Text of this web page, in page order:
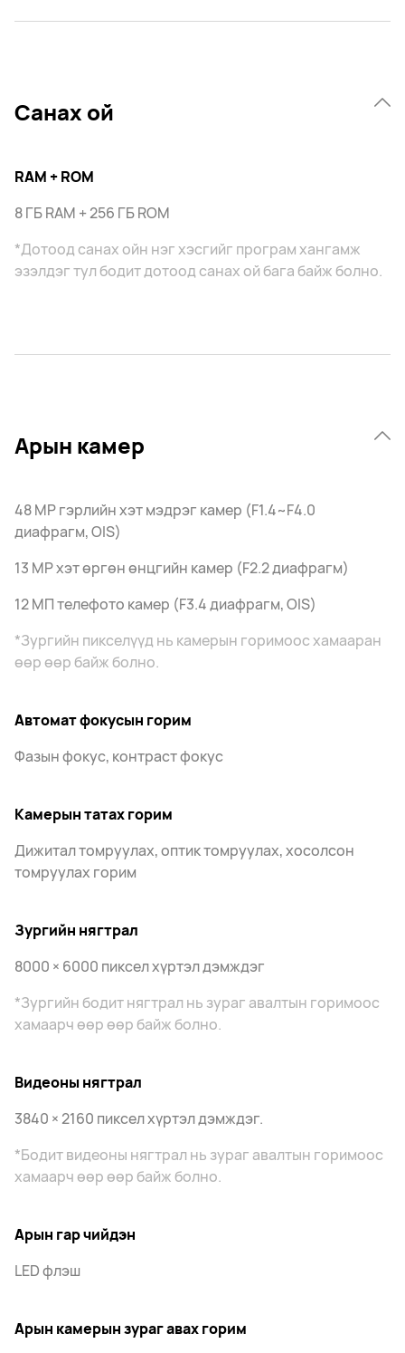
Санах ой
RAM + ROM
8 ГБ RAM + 256 ГБ ROM
*Дотоод санах ойн нэг хэсгийг програм хангамж
эзэлдэг тул бодит дотоод санах ой бага байж болно.
Арын камер
48 MP гэрлийн хэт мэдрэг камер (F1.4~F4.0
диафрагм, OIS)
13 MP хэт өргөн өнцгийн камер (F2.2 диафрагм)
12 МП телефото камер (F3.4 диафрагм, OIS)
*Зургийн пикселүүд нь камерын горимоос хамааран
өөр өөр байж болно.
Автомат фокусын горим
Фазын фокус, контраст фокус
Камерын татах горим
Дижитал томруулах, оптик томруулах, хосолсон
томруулах горим
Зургийн нягтрал
8000 × 6000 пиксел хүртэл дэмждэг
*Зургийн бодит нягтрал нь зураг авалтын горимоос
хамаарч өөр өөр байж болно.
Видеоны нягтрал
3840 × 2160 пиксел хүртэл дэмждэг.
*Бодит видеоны нягтрал нь зураг авалтын горимоос
хамаарч өөр өөр байж болно.
Арын гар чийдэн
LED флэш
Арын камерын зураг авах горим